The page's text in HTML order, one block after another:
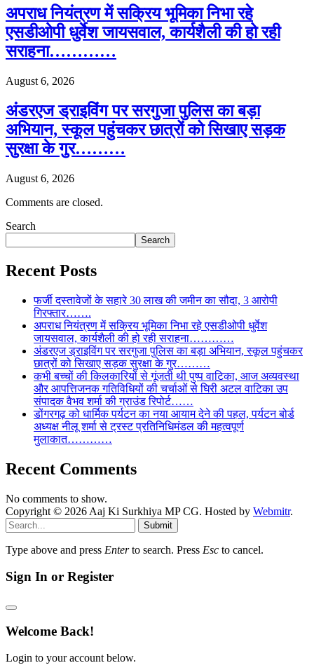
अपराध नियंत्रण में सक्रिय भूमिका निभा रहे
एसडीओपी धुर्वेश जायसवाल, कार्यशैली की हो रही
सराहना…………
August 6, 2026
अंडरएज ड्राइविंग पर सरगुजा पुलिस का बड़ा
अभियान, स्कूल पहुंचकर छात्रों को सिखाए सड़क
सुरक्षा के गुर………
August 6, 2026
Comments are closed.
Search
Search
Recent Posts
फर्जी दस्तावेजों के सहारे 30 लाख की जमीन का सौदा, 3 आरोपी
गिरफ्तार…….
अपराध नियंत्रण में सक्रिय भूमिका निभा रहे एसडीओपी धुर्वेश
जायसवाल, कार्यशैली की हो रही सराहना…………
अंडरएज ड्राइविंग पर सरगुजा पुलिस का बड़ा अभियान, स्कूल पहुंचकर
छात्रों को सिखाए सड़क सुरक्षा के गुर………
कभी बच्चों की किलकारियों से गूंजती थी पुष्प वाटिका, आज अव्यवस्था
और आपत्तिजनक गतिविधियों की चर्चाओं से घिरी अटल वाटिका उप
संपादक वैभव शर्मा की ग्राउंड रिपोर्ट……
डोंगरगढ़ को धार्मिक पर्यटन का नया आयाम देने की पहल, पर्यटन बोर्ड
अध्यक्ष नीलू शर्मा से ट्रस्ट प्रतिनिधिमंडल की महत्वपूर्ण
मुलाकात…………
Recent Comments
No comments to show.
Copyright © 2026 Aaj Ki Surkhiya MP CG. Hosted by Webmitr.
Submit
Type above and press Enterto search. Press Esc to cancel.
Sign In or Register
Welcome Back!
Login to your account below.